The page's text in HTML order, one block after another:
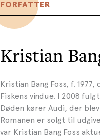
FORFATTER
Kristian
Kristian Bang Foss, f.
Fiskens vindue. I 2008
Døden kører Audi, der
Romanen er solgt til
var Kristian Bang Foss